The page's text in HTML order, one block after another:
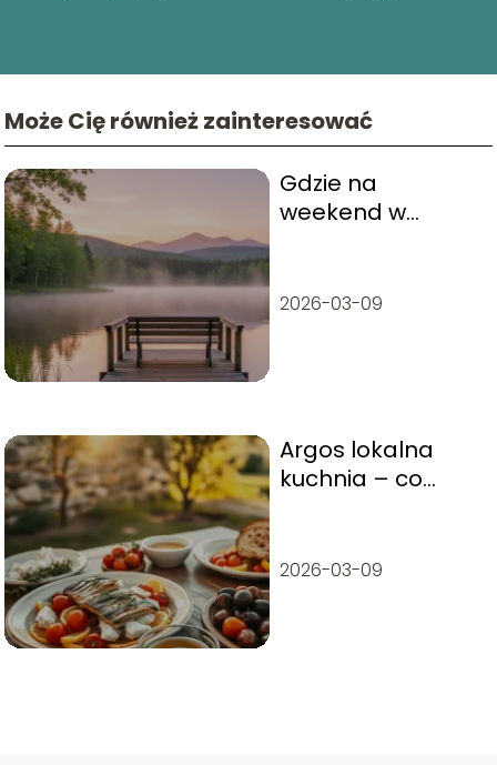
Może Cię również zainteresować
Gdzie na
weekend w
kierunki wyjazdu
2026-03-09
Argos lokalna
kuchnia – co
2026-03-09